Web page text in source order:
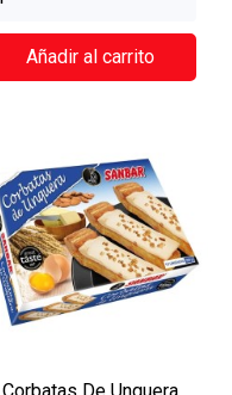
Añadir al carrito
Corbatas De Unquera